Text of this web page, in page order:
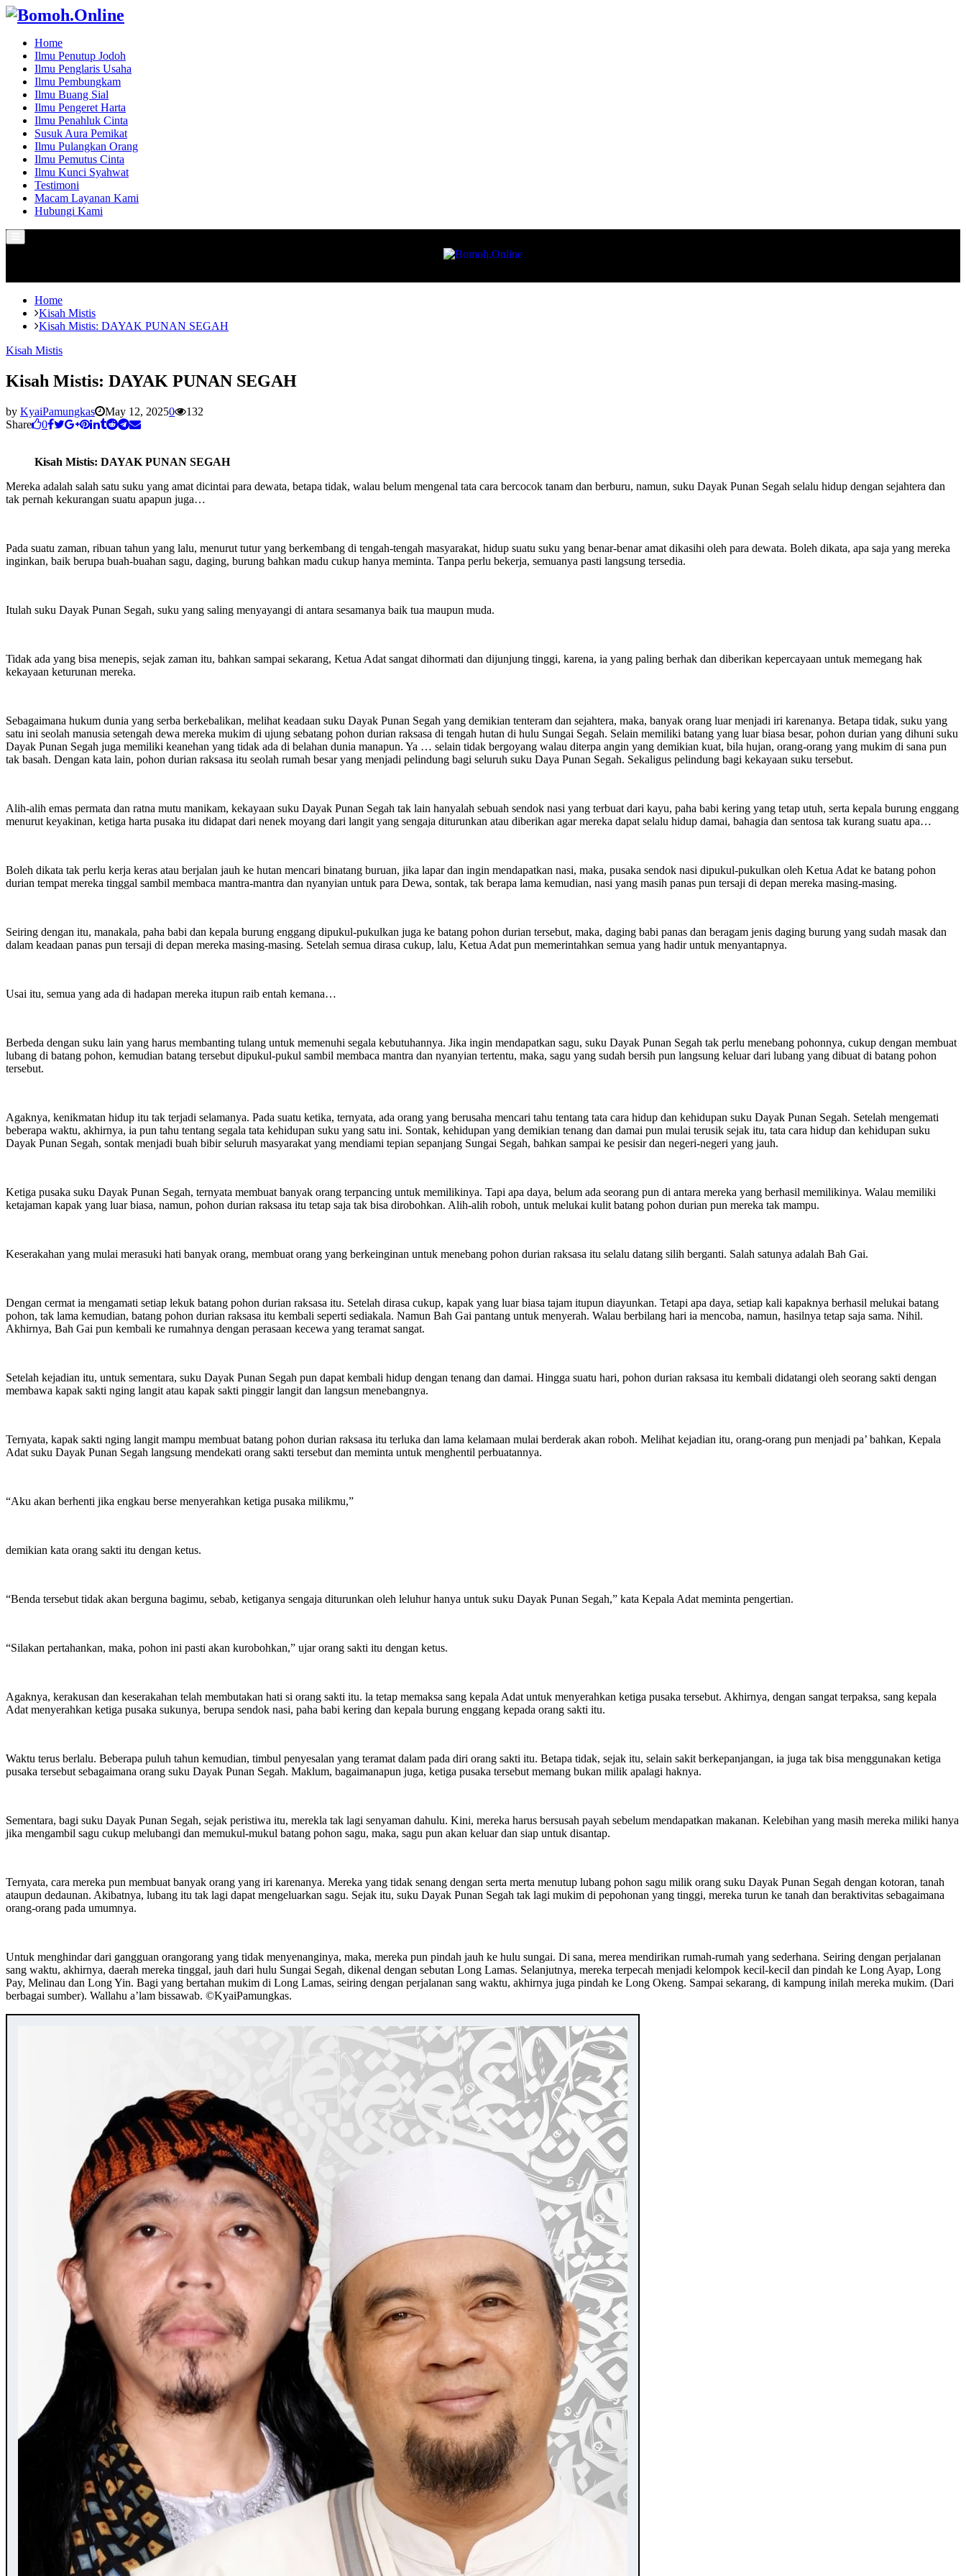
Home
Ilmu Penutup Jodoh
Ilmu Penglaris Usaha
Ilmu Pembungkam
Ilmu Buang Sial
Ilmu Pengeret Harta
Ilmu Penahluk Cinta
Susuk Aura Pemikat
Ilmu Pulangkan Orang
Ilmu Pemutus Cinta
Ilmu Kunci Syahwat
Testimoni
Macam Layanan Kami
Hubungi Kami
Menu
Home
Kisah Mistis
Kisah Mistis: DAYAK PUNAN SEGAH
Kisah Mistis
Kisah Mistis: DAYAK PUNAN SEGAH
by KyaiPamungkas May 12, 20250
132
Share
0
Kisah Mistis: DAYAK PUNAN SEGAH
Mereka adalah salah satu suku yang amat dicintai para dewata, betapa tidak, walau belum mengenal tata cara bercocok tanam dan berburu, namun, suku Dayak Punan Segah selalu hidup dengan sejahtera dan
tak pernah kekurangan suatu apapun juga…
Pada suatu zaman, ribuan tahun yang lalu, menurut tutur yang berkembang di tengah-tengah masyarakat, hidup suatu suku yang benar-benar amat dikasihi oleh para dewata. Boleh dikata, apa saja yang mereka
inginkan, baik berupa buah-buahan sagu, daging, burung bahkan madu cukup hanya meminta. Tanpa perlu bekerja, semuanya pasti langsung tersedia.
Itulah suku Dayak Punan Segah, suku yang saling menyayangi di antara sesamanya baik tua maupun muda.
Tidak ada yang bisa menepis, sejak zaman itu, bahkan sampai sekarang, Ketua Adat sangat dihormati dan dijunjung tinggi, karena, ia yang paling berhak dan diberikan kepercayaan untuk memegang hak
kekayaan keturunan mereka.
Sebagaimana hukum dunia yang serba berkebalikan, melihat keadaan suku Dayak Punan Segah yang demikian tenteram dan sejahtera, maka, banyak orang luar menjadi iri karenanya. Betapa tidak, suku yang
satu ini seolah manusia setengah dewa mereka mukim di ujung sebatang pohon durian raksasa di tengah hutan di hulu Sungai Segah. Selain memiliki batang yang luar biasa besar, pohon durian yang dihuni suku
Dayak Punan Segah juga memiliki keanehan yang tidak ada di belahan dunia manapun. Ya … selain tidak bergoyang walau diterpa angin yang demikian kuat, bila hujan, orang-orang yang mukim di sana pun
tak basah. Dengan kata lain, pohon durian raksasa itu seolah rumah besar yang menjadi pelindung bagi seluruh suku Daya Punan Segah. Sekaligus pelindung bagi kekayaan suku tersebut.
Alih-alih emas permata dan ratna mutu manikam, kekayaan suku Dayak Punan Segah tak lain hanyalah sebuah sendok nasi yang terbuat dari kayu, paha babi kering yang tetap utuh, serta kepala burung enggang
menurut keyakinan, ketiga harta pusaka itu didapat dari nenek moyang dari langit yang sengaja diturunkan atau diberikan agar mereka dapat selalu hidup damai, bahagia dan sentosa tak kurang suatu apa…
Boleh dikata tak perlu kerja keras atau berjalan jauh ke hutan mencari binatang buruan, jika lapar dan ingin mendapatkan nasi, maka, pusaka sendok nasi dipukul-pukulkan oleh Ketua Adat ke batang pohon
durian tempat mereka tinggal sambil membaca mantra-mantra dan nyanyian untuk para Dewa, sontak, tak berapa lama kemudian, nasi yang masih panas pun tersaji di depan mereka masing-masing.
Seiring dengan itu, manakala, paha babi dan kepala burung enggang dipukul-pukulkan juga ke batang pohon durian tersebut, maka, daging babi panas dan beragam jenis daging burung yang sudah masak dan
dalam keadaan panas pun tersaji di depan mereka masing-masing. Setelah semua dirasa cukup, lalu, Ketua Adat pun memerintahkan semua yang hadir untuk menyantapnya.
Usai itu, semua yang ada di hadapan mereka itupun raib entah kemana…
Berbeda dengan suku lain yang harus membanting tulang untuk memenuhi segala kebutuhannya. Jika ingin mendapatkan sagu, suku Dayak Punan Segah tak perlu menebang pohonnya, cukup dengan membuat
lubang di batang pohon, kemudian batang tersebut dipukul-pukul sambil membaca mantra dan nyanyian tertentu, maka, sagu yang sudah bersih pun langsung keluar dari lubang yang dibuat di batang pohon
tersebut.
Agaknya, kenikmatan hidup itu tak terjadi selamanya. Pada suatu ketika, ternyata, ada orang yang berusaha mencari tahu tentang tata cara hidup dan kehidupan suku Dayak Punan Segah. Setelah mengemati
beberapa waktu, akhirnya, ia pun tahu tentang segala tata kehidupan suku yang satu ini. Sontak, kehidupan yang demikian tenang dan damai pun mulai terusik sejak itu, tata cara hidup dan kehidupan suku
Dayak Punan Segah, sontak menjadi buah bibir seluruh masyarakat yang mendiami tepian sepanjang Sungai Segah, bahkan sampai ke pesisir dan negeri-negeri yang jauh.
Ketiga pusaka suku Dayak Punan Segah, ternyata membuat banyak orang terpancing untuk memilikinya. Tapi apa daya, belum ada seorang pun di antara mereka yang berhasil memilikinya. Walau memiliki
ketajaman kapak yang luar biasa, namun, pohon durian raksasa itu tetap saja tak bisa dirobohkan. Alih-alih roboh, untuk melukai kulit batang pohon durian pun mereka tak mampu.
Keserakahan yang mulai merasuki hati banyak orang, membuat orang yang berkeinginan untuk menebang pohon durian raksasa itu selalu datang silih berganti. Salah satunya adalah Bah Gai.
Dengan cermat ia mengamati setiap lekuk batang pohon durian raksasa itu. Setelah dirasa cukup, kapak yang luar biasa tajam itupun diayunkan. Tetapi apa daya, setiap kali kapaknya berhasil melukai batang
pohon, tak lama kemudian, batang pohon durian raksasa itu kembali seperti sediakala. Namun Bah Gai pantang untuk menyerah. Walau berbilang hari ia mencoba, namun, hasilnya tetap saja sama. Nihil.
Akhirnya, Bah Gai pun kembali ke rumahnya dengan perasaan kecewa yang teramat sangat.
Setelah kejadian itu, untuk sementara, suku Dayak Punan Segah pun dapat kembali hidup dengan tenang dan damai. Hingga suatu hari, pohon durian raksasa itu kembali didatangi oleh seorang sakti dengan
membawa kapak sakti nging langit atau kapak sakti pinggir langit dan langsun menebangnya.
Ternyata, kapak sakti nging langit mampu membuat batang pohon durian raksasa itu terluka dan lama kelamaan mulai berderak akan roboh. Melihat kejadian itu, orang-orang pun menjadi pa’ bahkan, Kepala
Adat suku Dayak Punan Segah langsung mendekati orang sakti tersebut dan meminta untuk menghentil perbuatannya.
“Aku akan berhenti jika engkau berse menyerahkan ketiga pusaka milikmu,”
demikian kata orang sakti itu dengan ketus.
“Benda tersebut tidak akan berguna bagimu, sebab, ketiganya sengaja diturunkan oleh leluhur hanya untuk suku Dayak Punan Segah,” kata Kepala Adat meminta pengertian.
“Silakan pertahankan, maka, pohon ini pasti akan kurobohkan,” ujar orang sakti itu dengan ketus.
Agaknya, kerakusan dan keserakahan telah membutakan hati si orang sakti itu. la tetap memaksa sang kepala Adat untuk menyerahkan ketiga pusaka tersebut. Akhirnya, dengan sangat terpaksa, sang kepala
Adat menyerahkan ketiga pusaka sukunya, berupa sendok nasi, paha babi kering dan kepala burung enggang kepada orang sakti itu.
Waktu terus berlalu. Beberapa puluh tahun kemudian, timbul penyesalan yang teramat dalam pada diri orang sakti itu. Betapa tidak, sejak itu, selain sakit berkepanjangan, ia juga tak bisa menggunakan ketiga
pusaka tersebut sebagaimana orang suku Dayak Punan Segah. Maklum, bagaimanapun juga, ketiga pusaka tersebut memang bukan milik apalagi haknya.
Sementara, bagi suku Dayak Punan Segah, sejak peristiwa itu, merekla tak lagi senyaman dahulu. Kini, mereka harus bersusah payah sebelum mendapatkan makanan. Kelebihan yang masih mereka miliki hanya
jika mengambil sagu cukup melubangi dan memukul-mukul batang pohon sagu, maka, sagu pun akan keluar dan siap untuk disantap.
Ternyata, cara mereka pun membuat banyak orang yang iri karenanya. Mereka yang tidak senang dengan serta merta menutup lubang pohon sagu milik orang suku Dayak Punan Segah dengan kotoran, tanah
ataupun dedaunan. Akibatnya, lubang itu tak lagi dapat mengeluarkan sagu. Sejak itu, suku Dayak Punan Segah tak lagi mukim di pepohonan yang tinggi, mereka turun ke tanah dan beraktivitas sebagaimana
orang-orang pada umumnya.
Untuk menghindar dari gangguan orangorang yang tidak menyenanginya, maka, mereka pun pindah jauh ke hulu sungai. Di sana, merea mendirikan rumah-rumah yang sederhana. Seiring dengan perjalanan
sang waktu, akhirnya, daerah mereka tinggal, jauh dari hulu Sungai Segah, dikenal dengan sebutan Long Lamas. Selanjutnya, mereka terpecah menjadi kelompok kecil-kecil dan pindah ke Long Ayap, Long
Pay, Melinau dan Long Yin. Bagi yang bertahan mukim di Long Lamas, seiring dengan perjalanan sang waktu, akhirnya juga pindah ke Long Okeng. Sampai sekarang, di kampung inilah mereka mukim. (Dari
berbagai sumber). Wallahu a’lam bissawab. ©️KyaiPamungkas.